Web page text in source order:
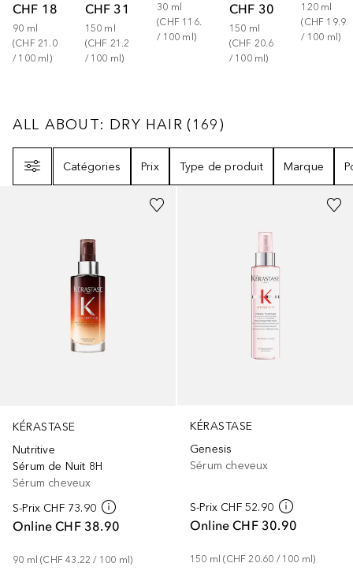
CHF 18.95
90 ml
(CHF 21.06
/ 100 ml )
CHF 31.90
150 ml
(CHF 21.27
/ 100 ml)
30 ml
(CHF 116.33
/ 100 ml )
CHF 30.90
150 ml
(CHF 20.60
/ 100 ml)
120 ml
(CHF 19.92
/ 100 ml )
ALL ABOUT: DRY HAIR 169
ALL ABOUT: DRY HAIR (169)
Catégories
Prix Type de produit Marque
KÉRASTASE
Nutritive
Sérum de Nuit 8H
Sérum cheveux
S-Prix CHF 73.90
Online CHF 38.90
90 ml (CHF 43.22 / 100 ml)
KÉRASTASE
Genesis
Sérum cheveux
S-Prix CHF 52.90
Online CHF 30.90
150 ml (CHF 20.60 / 100 ml)